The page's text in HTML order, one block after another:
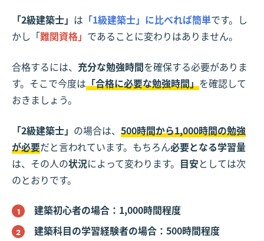
「2級建築士」 は 「1級建築士」に比べれば簡単です。し
かし「難関資格」 であることに変わりはありません。
合格するには、 充分な勉強時間を確保する必要がありま
す。そこで今度は「合格に必要な勉強時間」を確認して
おきましょう。
「2級建築士」 の場合は、 500時間から1,000時間の勉強
が必要だと言われています。もちろん必要となる学習量
は、その人の状況によって変わります。 目安としては次
のとおりです。
建築初心者の場合：1,000時間程度
建築科目の学習経験者の場合：500時間程度